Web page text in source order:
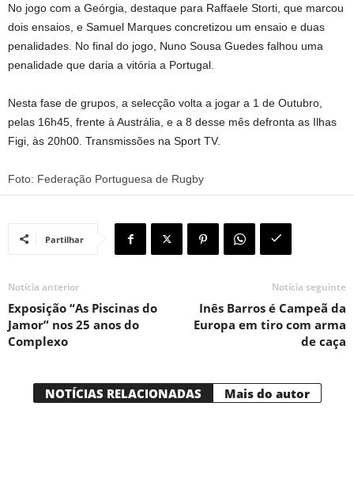
No jogo com a Geórgia, destaque para Raffaele Storti, que marcou
dois ensaios, e Samuel Marques concretizou um ensaio e duas
penalidades. No final do jogo, Nuno Sousa Guedes falhou uma
penalidade que daria a vitória a Portugal.
Nesta fase de grupos, a selecção volta a jogar a 1 de Outubro,
pelas 16h45, frente à Austrália, e a 8 desse mês defronta as Ilhas
Figi, às 20h00. Transmissões na Sport TV.
Foto: Federação Portuguesa de Rugby
Partilhar
Notícia anterior
Exposição “As Piscinas do
Jamor” nos 25 anos do
Complexo
Notícia seguinte
Inês Barros é Campeã da
Europa em tiro com arma
de caça
NOTÍCIAS RELACIONADAS Mais do autor